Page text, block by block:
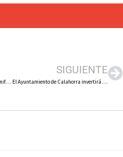
El PP de Arnedo critica la falta de planificación de las obras de Avenida de Logroño y denuncia el perjuicio que causan a empresas y trabajadores
SIGUIENTE
El Ayuntamiento de Calahorra invertirá cerca de 60.000 euros en restaurar 28 documentos históricos del archivo municipal